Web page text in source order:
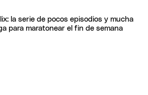
la serie de pocos episodios y mucha
para maratonear el fin de semana